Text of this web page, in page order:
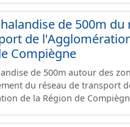
cadastral. Ces terrains
à usage d'activités
contient également les
situés dans ces sites
du standard CNIG Sites
mais sont toujours
le terrain.
de 500m du
de
Compiègne
de 500m autour des
du réseau de transport
de la Région de